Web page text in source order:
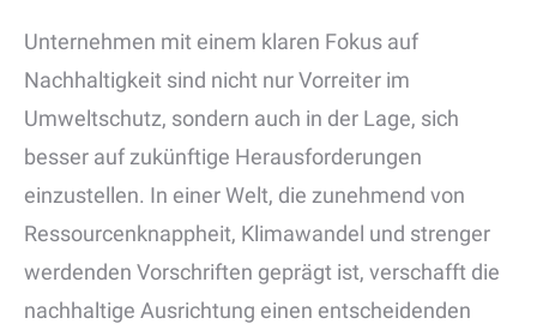
Unternehmen mit einem klaren Fokus auf
Nachhaltigkeit sind nicht nur Vorreiter im
Umweltschutz, sondern auch in der Lage, sich
besser auf zukünftige Herausforderungen
einzustellen. In einer Welt, die zunehmend von
Ressourcenknappheit, Klimawandel und strenger
werdenden Vorschriften geprägt ist, verschafft die
nachhaltige Ausrichtung einen entscheidenden